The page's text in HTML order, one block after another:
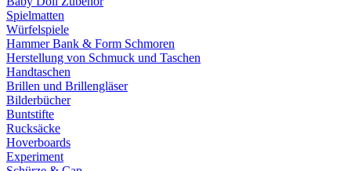
Spielmatten
Würfelspiele
Hammer Bank & Form Schmoren
Herstellung von Schmuck und Taschen
Handtaschen
Brillen und Brillengläser
Bilderbücher
Buntstifte
Rucksäcke
Hoverboards
Experiment